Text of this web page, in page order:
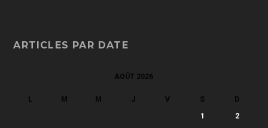
ARTICLES PAR DATE
AOÛT 2026
L M M J V S D
1 2